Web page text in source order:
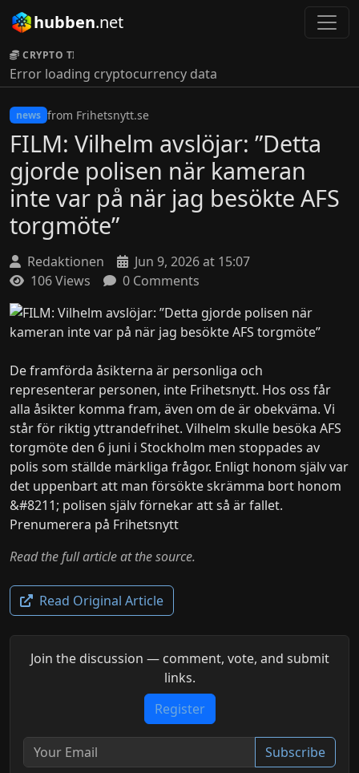
hubben.net
CRYPTO TICKER:
Error loading cryptocurrency data
news from Frihetsnytt.se
FILM: Vilhelm avslöjar: ”Detta
gjorde polisen när kameran
inte var på när jag besökte AFS
torgmöte”
Redaktionen
Jun 9, 2026 at 15:07
106 Views
0 Comments
De framförda åsikterna är personliga och
representerar personen, inte Frihetsnytt. Hos oss får
alla åsikter komma fram, även om de är obekväma. Vi
står för riktig yttrandefrihet. Vilhelm skulle besöka AFS
torgmöte den 6 juni i Stockholm men stoppades av
polis som ställde märkliga frågor. Enligt honom själv var
det uppenbart att man försökte skrämma bort honom
&#8211; polisen själv förnekar att så är fallet.
Prenumerera på Frihetsnytt
Read the full article at the source.
Read Original Article
Join the discussion — comment, vote, and submit
links.
Register
Subscribe